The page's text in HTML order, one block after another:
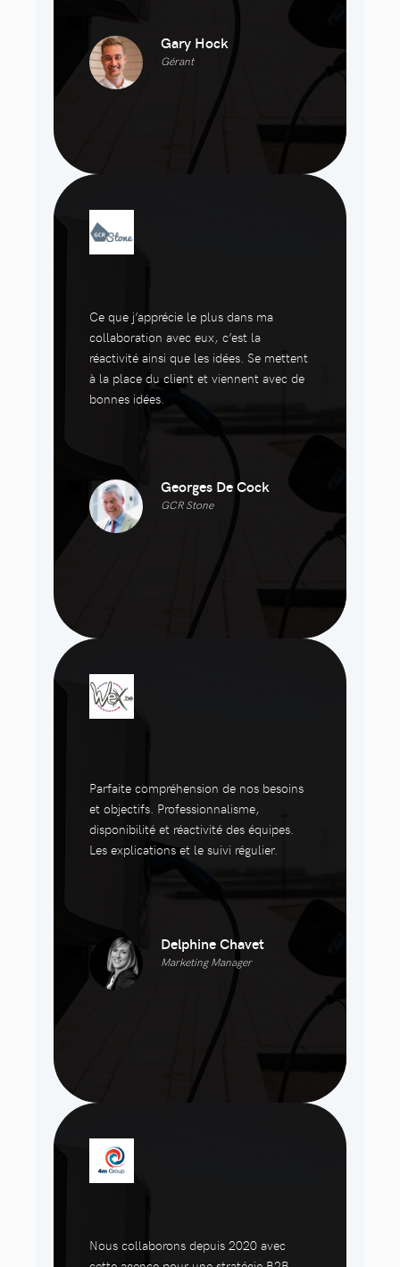
Gary Hock
Gérant
Ce que j’apprécie le plus dans ma
collaboration avec eux, c’est la
réactivité ainsi que les idées. Se mettent
à la place du client et viennent avec de
bonnes idées.
Georges De Cock
GCR Stone
Parfaite compréhension de nos besoins
et objectifs. Professionnalisme,
disponibilité et réactivité des équipes.
Les explications et le suivi régulier.
Delphine Chavet
Marketing Manager
Nous collaborons depuis 2020 avec